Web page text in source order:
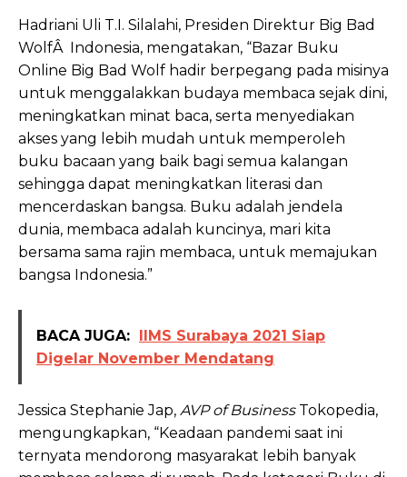
Hadriani Uli T.I. Silalahi, Presiden Direktur Big Bad
WolfÂ Indonesia, mengatakan, “Bazar Buku
Online Big Bad Wolf hadir berpegang pada misinya
untuk menggalakkan budaya membaca sejak dini,
meningkatkan minat baca, serta menyediakan
akses yang lebih mudah untuk memperoleh
buku bacaan yang baik bagi semua kalangan
sehingga dapat meningkatkan literasi dan
mencerdaskan bangsa. Buku adalah jendela
dunia, membaca adalah kuncinya, mari kita
bersama sama rajin membaca, untuk memajukan
bangsa Indonesia.”
BACA JUGA: IIMS Surabaya 2021 Siap
Digelar November Mendatang
Jessica Stephanie Jap, AVP of BusinessTokopedia,
mengungkapkan, “Keadaan pandemi saat ini
ternyata mendorong masyarakat lebih banyak